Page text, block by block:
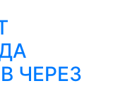
ЧЕРЕЗ